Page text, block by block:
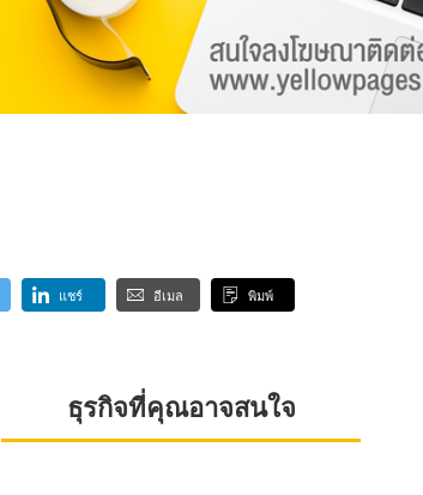
แชร์ อีเมล พิมพ์
ธุรกิจที่คุณอาจสนใจ